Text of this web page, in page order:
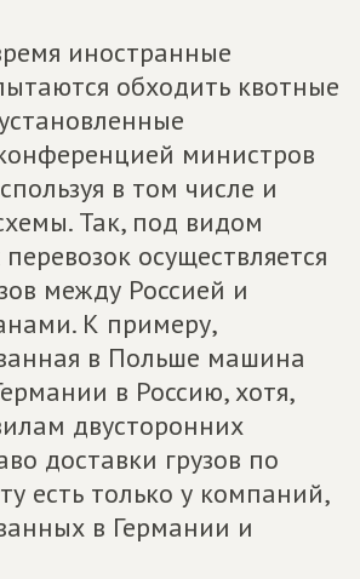
иностранные
обходить квотные
министров
в том числе и
Так, под видом
осуществляется
между Россией и
К примеру,
в Польше машина
в Россию, хотя,
двусторонних
доставки грузов по
есть только у компаний,
в Германии и